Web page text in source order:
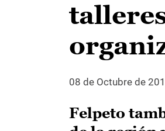
08 de Octubre de
Felpeto